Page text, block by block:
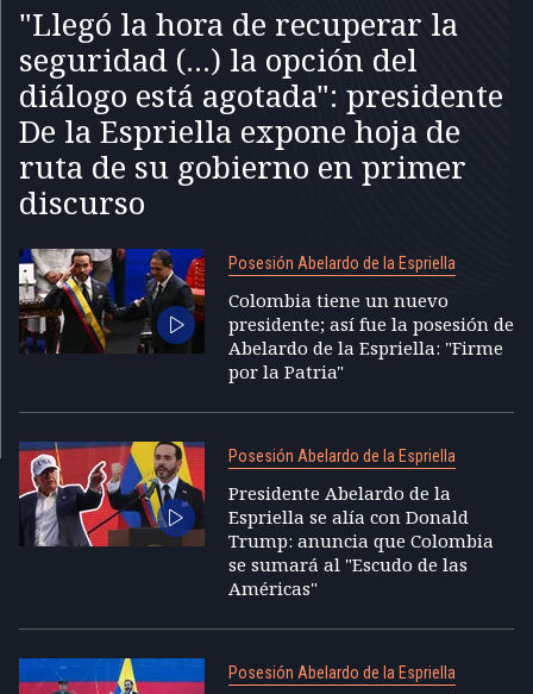
"Llegó la hora de recuperar la
seguridad (...) la opción del
diálogo está agotada": presidente
De la Espriella expone hoja de
ruta de su gobierno en primer
discurso
Posesión Abelardo de la Espriella
Colombia tiene un nuevo
presidente; así fue la posesión de
Abelardo de la Espriella: "Firme
por la Patria"
Posesión Abelardo de la Espriella
Presidente Abelardo de la
Espriella se alía con Donald
Trump: anuncia que Colombia
se sumará al "Escudo de las
Américas"
Posesión Abelardo de la Espriella